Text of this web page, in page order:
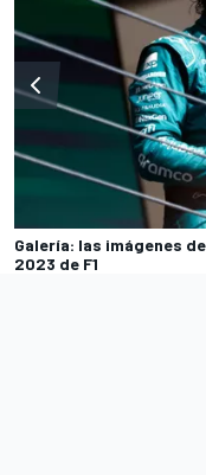
Galería: las imágenes
2023 de F1